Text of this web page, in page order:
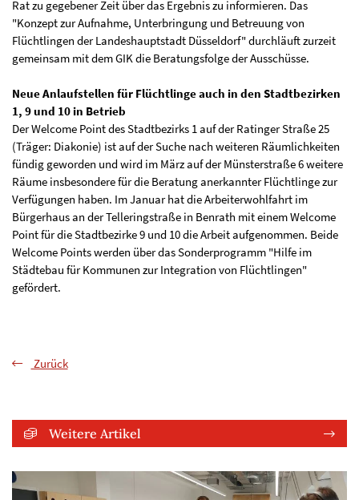
Rat zu gegebener Zeit über das Ergebnis zu informieren. Das
"Konzept zur Aufnahme, Unterbringung und Betreuung von
Flüchtlingen der Landeshauptstadt Düsseldorf" durchläuft zurzeit
gemeinsam mit dem GIK die Beratungsfolge der Ausschüsse.
Neue Anlaufstellen für Flüchtlinge auch in den Stadtbezirken
1, 9 und 10 in Betrieb
Der Welcome Point des Stadtbezirks 1 auf der Ratinger Straße 25
(Träger: Diakonie) ist auf der Suche nach weiteren Räumlichkeiten
fündig geworden und wird im März auf der Münsterstraße 6 weitere
Räume insbesondere für die Beratung anerkannter Flüchtlinge zur
Verfügungen haben. Im Januar hat die Arbeiterwohlfahrt im
Bürgerhaus an der Telleringstraße in Benrath mit einem Welcome
Point für die Stadtbezirke 9 und 10 die Arbeit aufgenommen. Beide
Welcome Points werden über das Sonderprogramm "Hilfe im
Städtebau für Kommunen zur Integration von Flüchtlingen"
gefördert.
Zurück
Weitere Artikel